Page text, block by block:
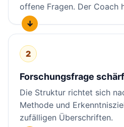
offene Fragen. Der Coach
2
Forschungsfrage
Die Struktur richtet sich
Methode und
zufälligen Überschriften.